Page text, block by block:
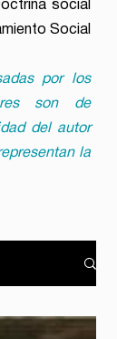
social
Social
por los
son de
del autor
la